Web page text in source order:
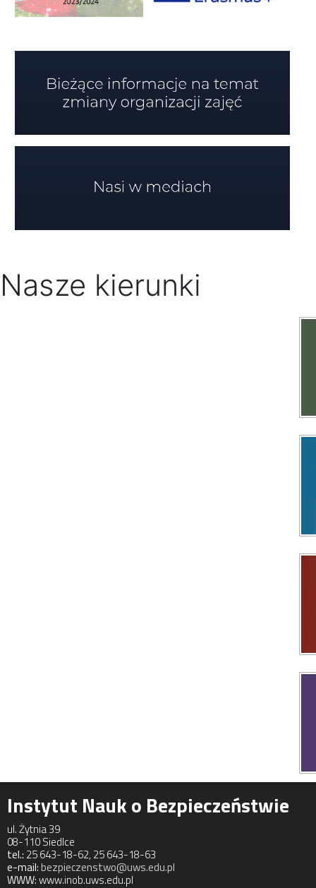
Nasze kierunki
Instytut Nauk o Bezpieczeństwie
ul. Żytnia 39
08-110 Siedlce
tel.: 25 643-18-62, 25 643-18-63
e-mail:bezpieczenstwo@uws.edu.pl
WWW:www.inob.uws.edu.pl